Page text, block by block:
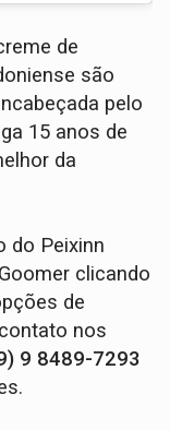
de
são
pelo
15 anos de
da
do Peixinn
clicando
de
nos
9 8489-7293